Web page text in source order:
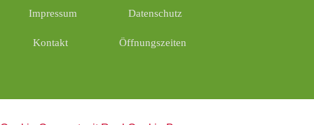
Impressum Datenschutz
Kontakt Öffnungszeiten